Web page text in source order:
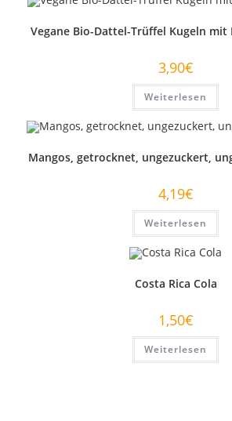
Vegane Bio-Dattel-Trüffel Kugeln mit
3,90€
Weiterlesen
Mangos, getrocknet, ungezuckert,
4,19€
Weiterlesen
Costa Rica Cola
1,50€
Weiterlesen